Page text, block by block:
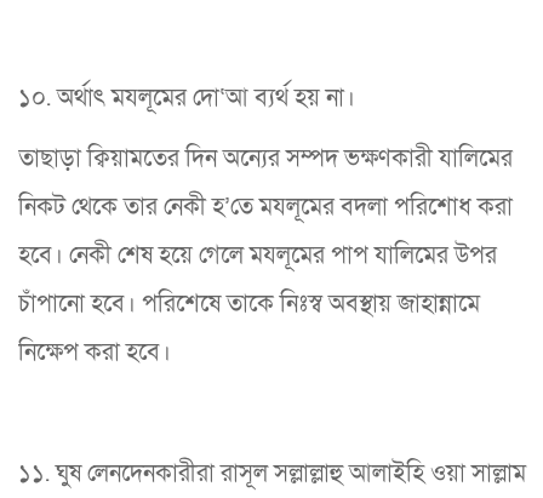
১০. অর্থাৎ মযলূমের দো‘আ ব্যর্থ হয় না।
তাছাড়া ক্বিয়ামতের দিন অন্যের সম্পদ ভক্ষণকারী যালিমের
নিকট থেকে তার নেকী হ’তে মযলূমের বদলা পরিশোধ করা
হবে। নেকী শেষ হয়ে গেলে মযলূমের পাপ যালিমের উপর
চাঁপানো হবে। পরিশেষে তাকে নিঃস্ব অবস্থায় জাহান্নামে
নিক্ষেপ করা হবে।
১১. ঘুষ লেনদেনকারীরা রাসূল সল্লাল্লাহু আলাইহি ওয়া সাল্লাম